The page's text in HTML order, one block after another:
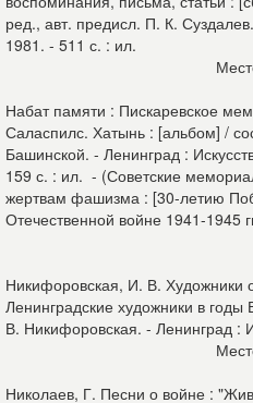
ред., авт. предисл. П. К.
1981. - 511 с. : ил.
Набат памяти : Пискаревское
Саласпилс. Хатынь : [альбом] /
Башинской. - Ленинград :
159 с. : ил. - (Советские
жертвам фашизма : [30-летию
Отечественной войне 1941-1945
Никифоровская, И. В. Художники
Ленинградские художники в
В. Никифоровская. - Ленинград :
Николаев, Г. Песни о войне :